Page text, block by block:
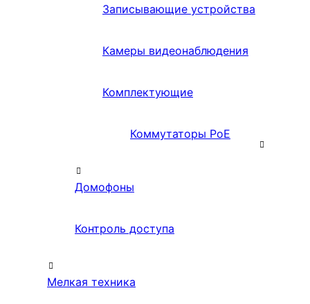
Записывающие устройства
Камеры видеонаблюдения
Комплектующие
Коммутаторы PoE
Домофоны
Контроль доступа
Мелкая техника